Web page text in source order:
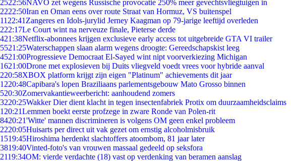
2522:56NAVO zet wegens Russische provocatie 250% meer gevechtsvliegtuigen in
2222:50Iran en Oman eens over route Straat van Hormuz, VS buitenspel
11 22:41 Zangeres en Idols-jurylid Jerney Kaagman op 79-jarige leeftijd overleden
222:17Le Court wint na nerveuze finale, Pieterse derde
421:38Netflix-abonnees krijgen exclusieve early access tot uitgebreide GTA VI trailer
5521:25Waterschappen slaan alarm wegens droogte: Gereedschapskist leeg
4521:00Progressieve Democraat El-Sayed wint nipt voorverkiezing Michigan
1621:00Drone met explosieven bij Duits vliegveld voedt vrees voor hybride aanval
220:58XBOX platform krijgt zijn eigen "Platinum" achievements dit jaar
1220:48Capibara's lopen Braziliaans parlementsgebouw Mato Grosso binnen
520:30Zomervakantieweerbericht: aanhoudend zomers
3220:25Wakker Dier dient klacht in tegen insectenfabriek Protix om duurzaamheidsclaims
1 20:21Lemmen boekt eerste profzege in zware Ronde van Polen-rit
8420:21'Witte' mannen discrimineren is volgens OM geen enkel probleem
2220:05Huisarts per direct uit vak gezet om ernstig alcoholmisbruik
1519:45Hiroshima herdenkt slachtoffers atoombom, 81 jaar later
3819:40Vinted-foto's van vrouwen massaal gedeeld op seksfora
2119:34OM: vierde verdachte (18) vast op verdenking van beramen aanslag